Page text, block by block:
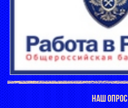
НАШ ОПРОС